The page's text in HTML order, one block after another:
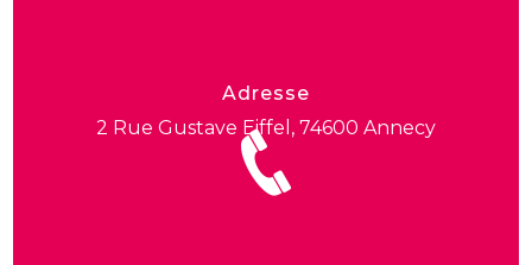
Adresse
2 Rue Gustave Eiffel, 74600 Annecy